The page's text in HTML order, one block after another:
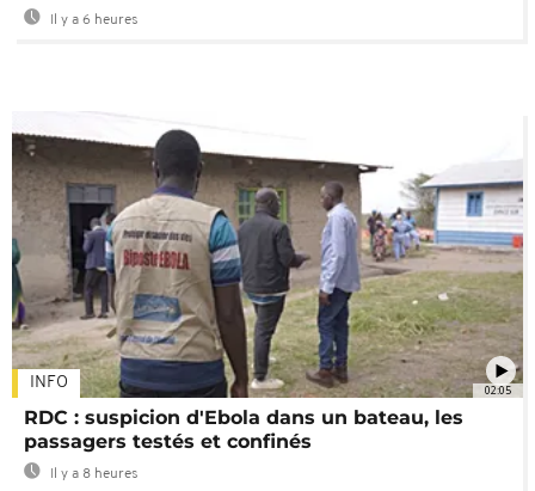
Il y a 6 heures
02:05
INFO
RDC : suspicion d'Ebola dans un bateau, les
passagers testés et confinés
Il y a 8 heures